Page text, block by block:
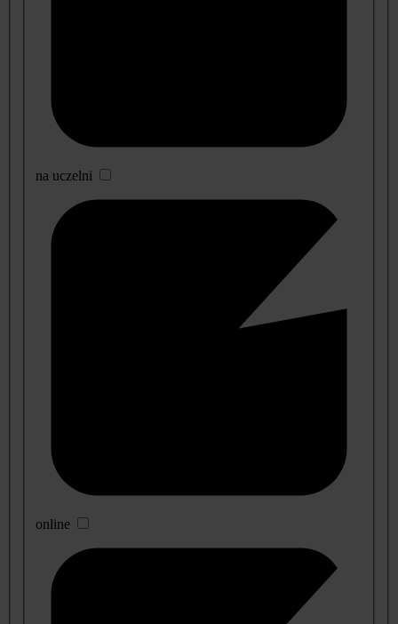
na uczelni
online